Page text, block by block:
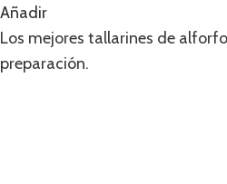
Añadir
Los mejores tallarines de
preparación.